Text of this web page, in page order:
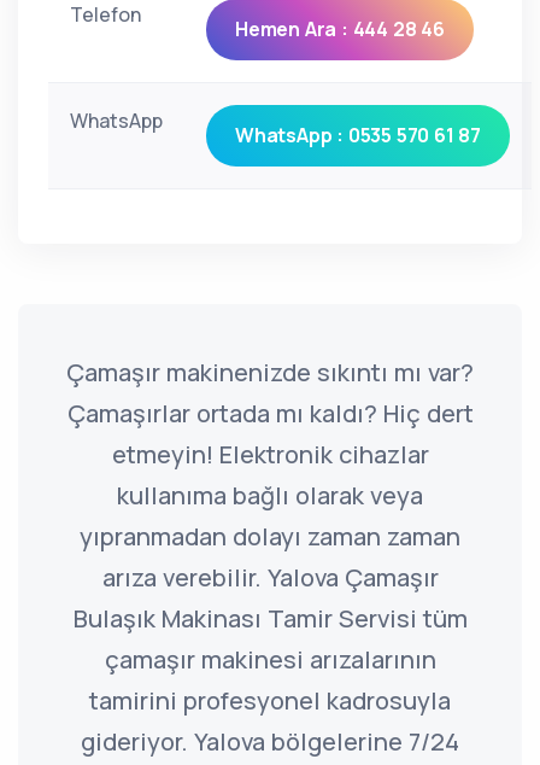
Telefon
Hemen Ara : 444 28 46
WhatsApp
WhatsApp : 0535 570 61 87
Çamaşır makinenizde sıkıntı mı var?
Çamaşırlar ortada mı kaldı? Hiç dert
etmeyin! Elektronik cihazlar
kullanıma bağlı olarak veya
yıpranmadan dolayı zaman zaman
arıza verebilir. Yalova Çamaşır
Bulaşık Makinası Tamir Servisi tüm
çamaşır makinesi arızalarının
tamirini profesyonel kadrosuyla
gideriyor. Yalova bölgelerine 7/24